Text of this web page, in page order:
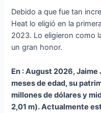
Debido a que fue tan
Heat lo eligió en la
2023. Lo eligieron como
un gran honor.
En : August 2026,
meses de edad, su
millones de dólares y
2,01 m). Actualmente